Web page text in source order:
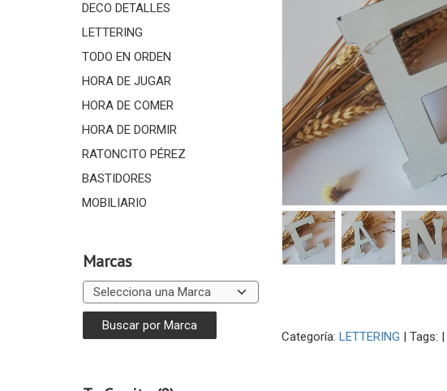
DECO DETALLES
LETTERING
TODO EN ORDEN
HORA DE JUGAR
HORA DE COMER
HORA DE DORMIR
RATONCITO PÉREZ
BASTIDORES
MOBILIARIO
Marcas
Categoría: LETTERING | Tags: |